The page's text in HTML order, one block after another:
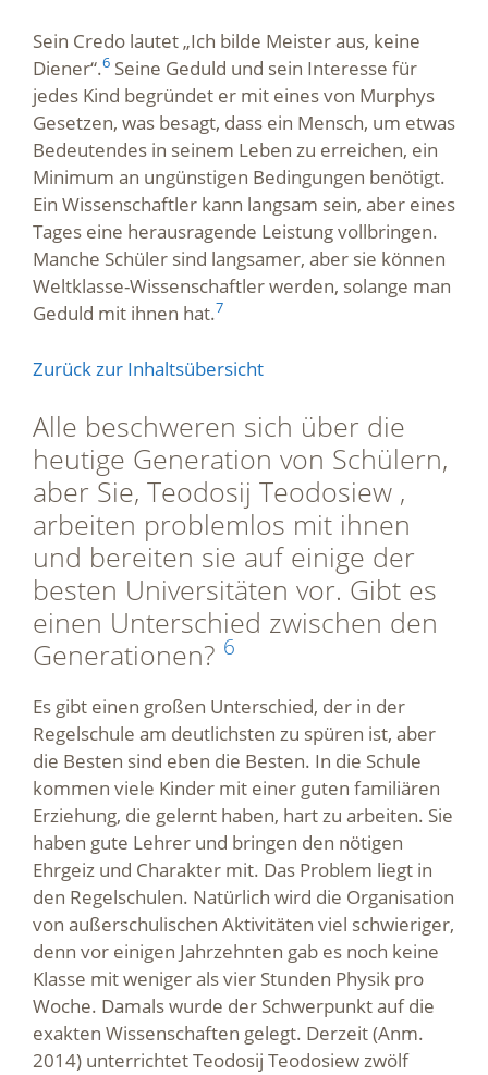
Sein Credo lautet „Ich bilde Meister aus, keine
Diener“.6 Seine Geduld und sein Interesse für
jedes Kind begründet er mit eines von Murphys
Gesetzen, was besagt, dass ein Mensch, um etwas
Bedeutendes in seinem Leben zu erreichen, ein
Minimum an ungünstigen Bedingungen benötigt.
Ein Wissenschaftler kann langsam sein, aber eines
Tages eine herausragende Leistung vollbringen.
Manche Schüler sind langsamer, aber sie können
Weltklasse-Wissenschaftler werden, solange man
Geduld mit ihnen hat.7
Zurück zur Inhaltsübersicht
Alle beschweren sich über die
heutige Generation von Schülern,
aber Sie, Teodosij Teodosiew ,
arbeiten problemlos mit ihnen
und bereiten sie auf einige der
besten Universitäten vor. Gibt es
einen Unterschied zwischen den
Generationen? 6
Es gibt einen großen Unterschied, der in der
Regelschule am deutlichsten zu spüren ist, aber
die Besten sind eben die Besten. In die Schule
kommen viele Kinder mit einer guten familiären
Erziehung, die gelernt haben, hart zu arbeiten. Sie
haben gute Lehrer und bringen den nötigen
Ehrgeiz und Charakter mit. Das Problem liegt in
den Regelschulen. Natürlich wird die Organisation
von außerschulischen Aktivitäten viel schwieriger,
denn vor einigen Jahrzehnten gab es noch keine
Klasse mit weniger als vier Stunden Physik pro
Woche. Damals wurde der Schwerpunkt auf die
exakten Wissenschaften gelegt. Derzeit (Anm.
2014) unterrichtet Teodosij Teodosiew zwölf